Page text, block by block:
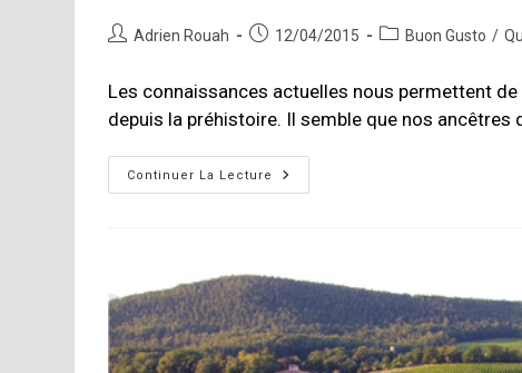
Auteur/autrice
publication :
Adrien Rouah
Publication
12/04/2015
PostBuon Gusto /
Les connaissances actuelles nous permettent
depuis la préhistoire. Il semble que nos ancêtres
Continuer La Lecture
Petite
Histoire